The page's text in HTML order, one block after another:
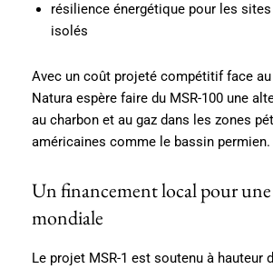
résilience énergétique pour les
isolés
Avec un coût projeté compétitif face au
Natura espère faire du MSR-100 une
au charbon et au gaz dans les zones
américaines comme le bassin permien.
Un financement local pour
mondiale
Le projet MSR-1 est soutenu à hauteur